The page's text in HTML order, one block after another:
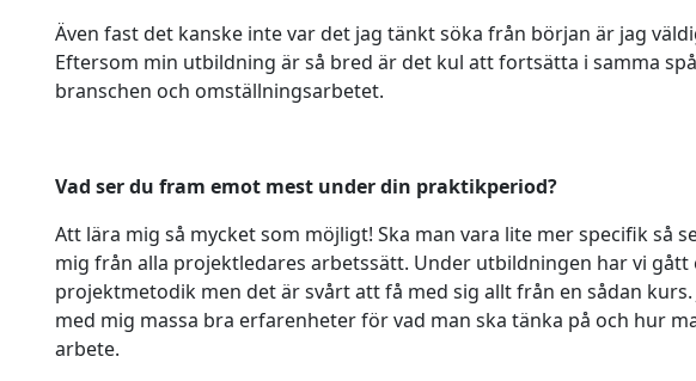
Även fast det kanske inte var det jag tänkt söka från början är jag
Eftersom min utbildning är så bred är det kul att fortsätta i samma
branschen och omställningsarbetet.
Vad ser du fram emot mest under din praktikperiod?
Att lära mig så mycket som möjligt! Ska man vara lite mer specifik så
mig från alla projektledares arbetssätt. Under utbildningen har vi gått
projektmetodik men det är svårt att få med sig allt från en sådan
med mig massa bra erfarenheter för vad man ska tänka på och hur
arbete.